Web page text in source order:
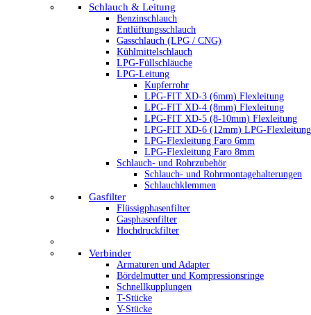
Schlauch & Leitung
Benzinschlauch
Entlüftungsschlauch
Gasschlauch (LPG / CNG)
Kühlmittelschlauch
LPG-Füllschläuche
LPG-Leitung
Kupferrohr
LPG-FIT XD-3 (6mm) Flexleitung
LPG-FIT XD-4 (8mm) Flexleitung
LPG-FIT XD-5 (8-10mm) Flexleitung
LPG-FIT XD-6 (12mm) LPG-Flexleitung
LPG-Flexleitung Faro 6mm
LPG-Flexleitung Faro 8mm
Schlauch- und Rohrzubehör
Schlauch- und Rohrmontagehalterungen
Schlauchklemmen
Gasfilter
Flüssigphasenfilter
Gasphasenfilter
Hochdruckfilter
Verbinder
Armaturen und Adapter
Bördelmutter und Kompressionsringe
Schnellkupplungen
T-Stücke
Y-Stücke